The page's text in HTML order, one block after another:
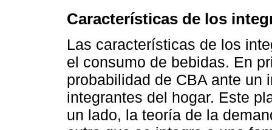
Características de los
Las características de los
el consumo de bebidas. En
probabilidad de CBA ante un
integrantes del hogar. Este
un lado, la teoría de la